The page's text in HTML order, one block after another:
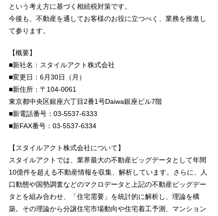
という考え方に基づく相続税対策です。
今後も、不動産を通してお客様のお役に立つべく、業務を推進し
て参ります。
【概要】
■新社名：スタイルアクト株式会社
■変更日：6月30日（月）
■新住所：〒104-0061
東京都中央区銀座六丁目2番1号Daiwa銀座ビル7階
■新電話番号：03-5537-6333
■新FAX番号：03-5537-6334
【スタイルアクト株式会社について】
スタイルアクトでは、業界最大の不動産ビッグデータとして年間
10億件を超える不動産情報を収集、解析しています。さらに、人
口動態や国勢調査などのマクロデータと上記の不動産ビッグデー
タとを組み合わせ、「住宅需要」を統計的に解析し、理論を構
築。その理論から分譲住宅市場動向や住宅着工予測、マンション